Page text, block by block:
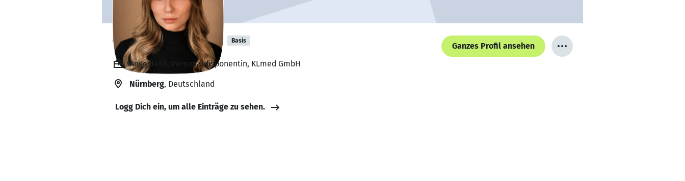
Caroline Labocha Basis
Ganzes Profil ansehen
Angestellt, Personaldisponentin, KLmed GmbH
Nürnberg, Deutschland
Logg Dich ein, um alle Einträge zu sehen.